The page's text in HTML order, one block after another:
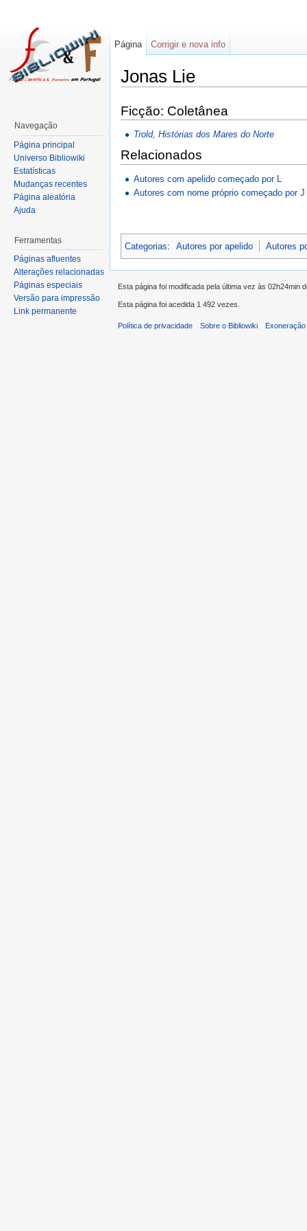
Jonas Lie
Ficção: Coletânea
Trold, Histórias dos Mares do Norte
Relacionados
Autores com apelido começado por L
Autores com nome próprio começado por J
Categorias: Autores por apelido Autores
Página Corrigir e nova info
Navegação
Página principal
Universo Bibliowiki
Estatísticas
Mudanças recentes
Página aleatória
Ajuda
Ferramentas
Páginas afluentes
Alterações relacionadas
Páginas especiais
Versão para impressão
Link permanente
Esta página foi modificada pela última vez às 02h24min
Esta página foi acedida 1 492 vezes.
Política de privacidade Sobre o Bibliowiki